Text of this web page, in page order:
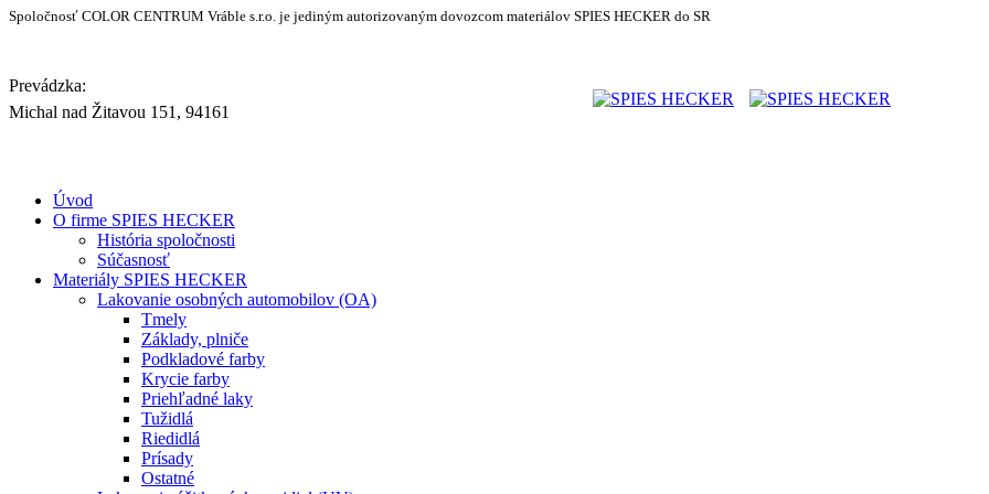
Spoločnosť COLOR CENTRUM Vráble s.r.o. je jediným autorizovaným dovozcom materiálov SPIES HECKER do SR
Prevádzka:
Michal nad Žitavou 151, 94161
Úvod
O firme SPIES HECKER
História spoločnosti
Súčasnosť
Materiály SPIES HECKER
Lakovanie osobných automobilov (OA)
Tmely
Základy, plniče
Podkladové farby
Krycie farby
Priehľadné laky
Tužidlá
Riedidlá
Prísady
Ostatné